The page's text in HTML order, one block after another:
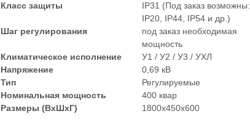
Класс защиты
IP31 (Под заказ возможны:
IP20, IP44, IP54 и др.)
Шаг регулирования
под заказ необходимая
мощность
Климатическое исполнение
У1 / У2 / У3 / УХЛ
Напряжение
0,69 кВ
Тип
Регулируемые
Номинальная мощность
400 квар
Размеры (ВхШхГ)
1800х450х600